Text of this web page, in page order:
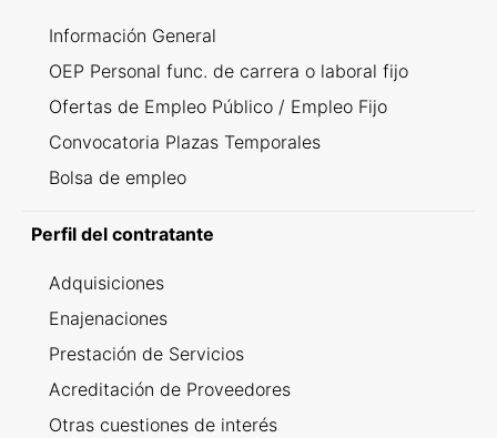
Información General
OEP Personal func. de carrera o laboral fijo
Ofertas de Empleo Público / Empleo Fijo
Convocatoria Plazas Temporales
Bolsa de empleo
Perfil del contratante
Adquisiciones
Enajenaciones
Prestación de Servicios
Acreditación de Proveedores
Otras cuestiones de interés